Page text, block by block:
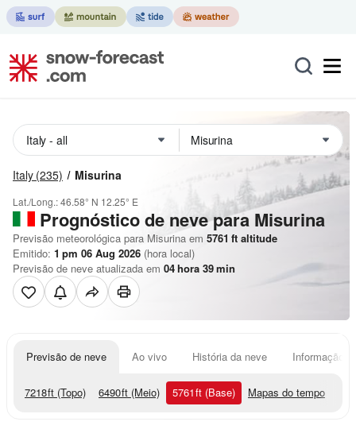
Italy (235) Misurina
Lat./Long.:46.58° N 12.25° E
Prognóstico de neve para Misurina
Previsão meteorológica para Misurina em 5761 ft altitude
Emitido: 1 pm 06 Aug 2026 (hora local)
Previsão de neve atualizada em 04hora 39min
Previsão de neve Ao vivo História da neve Informação
7218ft (Topo) 6490ft (Meio) 5761ft (Base) Mapas do tempo